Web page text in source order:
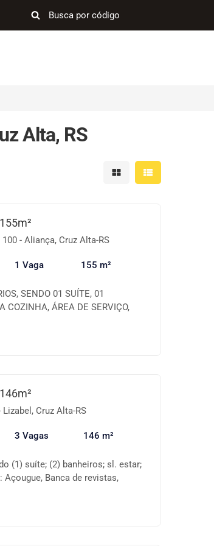
Alta, RS
Mostrar resultados em
Mostrar
100 - Aliança, Cruz Alta-RS
1 Vaga 155 m²
SENDO 01 SUÍTE, 01
COZINHA, ÁREA DE SERVIÇO,
ABERTO A PROPOSTAS.
Lizabel, Cruz Alta-RS
3 Vagas 146 m²
(1) suíte; (2) banheiros; sl. estar;
Banca de revistas,
Lojas, Mercado, Praça/Parque,